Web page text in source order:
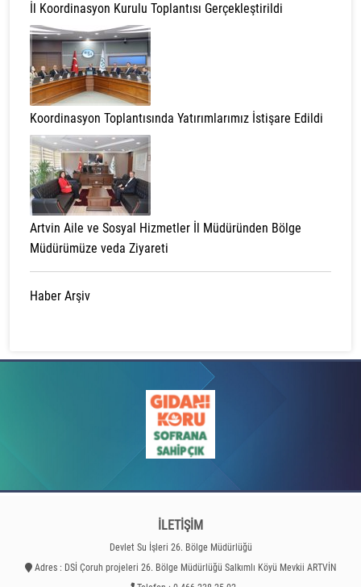
İl Koordinasyon Kurulu Toplantısı Gerçekleştirildi
Koordinasyon Toplantısında Yatırımlarımız İstişare Edildi
Artvin Aile ve Sosyal Hizmetler İl Müdüründen Bölge
Müdürümüze veda Ziyareti
Haber Arşiv
İLETİŞİM
Devlet Su İşleri 26. Bölge Müdürlüğü
Adres : DSİ Çoruh projeleri 26. Bölge Müdürlüğü Salkımlı Köyü Mevkii ARTVİN